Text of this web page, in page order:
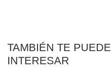
TAMBIÉN TE PUEDE
INTERESAR